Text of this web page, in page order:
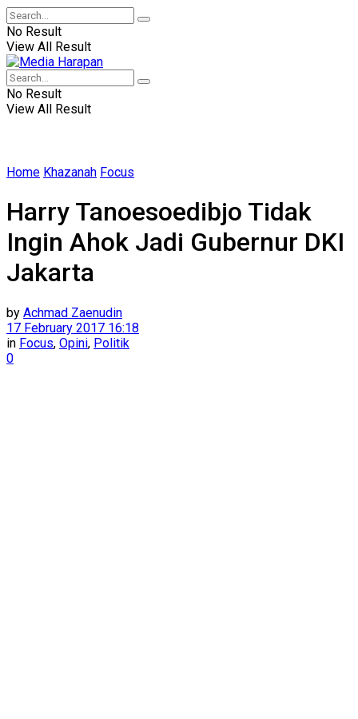
No Result
View All Result
No Result
View All Result
Home Khazanah Focus
Harry Tanoesoedibjo Tidak
Ingin Ahok Jadi Gubernur DKI
Jakarta
by Achmad Zaenudin
17 February 2017 16:18
in Focus, Opini, Politik
0